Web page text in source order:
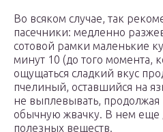
Во всяком случае, так
пасечники: медленно
сотовой рамки маленькие
минут 10 (до того момента,
ощущаться сладкий вкус
пчелиный, оставшийся на
не выплевывать, продолжая
обычную жвачку. В нем еще
полезных веществ.